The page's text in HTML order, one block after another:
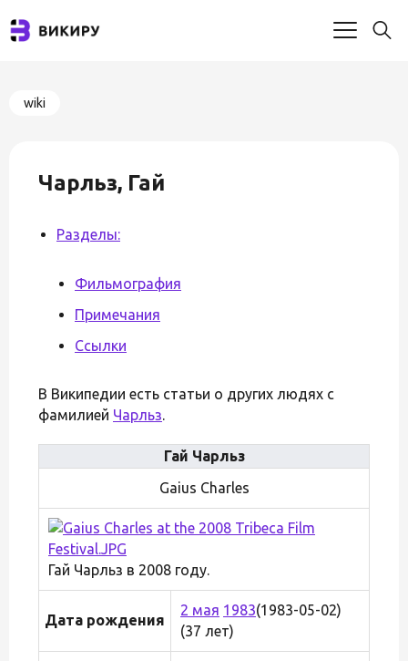
wiki
Чарльз, Гай
Разделы:
Фильмография
Примечания
Ссылки
В Википедии есть статьи о других людях с
фамилией Чарльз.
Гай Чарльз
Gaius Charles
Гай Чарльз в 2008 году.
Дата рождения
2 мая 1983(1983-05-02)
(37 лет)